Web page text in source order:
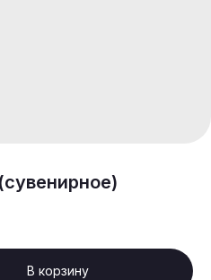
В корзину